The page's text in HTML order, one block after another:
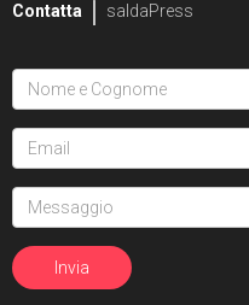
Contatta saldaPress